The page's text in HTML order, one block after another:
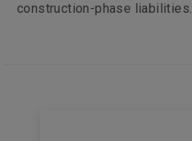
construction-phase liabilities.